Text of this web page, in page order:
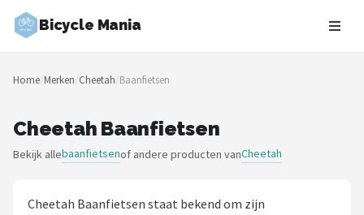
Bicycle Mania
Zoeken
NAVIGATIE
Merken
Home/Merken/Cheetah/Baanfietsen
Cheetah Baanfietsen
Bekijk allebaanfietsenof andere producten vanCheetah
Cheetah Baanfietsen staat bekend om zijn